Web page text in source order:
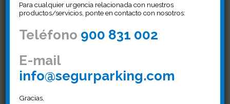
Acaba con el descontrol de
mandos y llaves en tu
garaje, accede con mandos
tu Smartphone
Para cualquier urgencia relacionada con nuestros
productos/servicios, ponte en contacto con nosotros:
Teléfono 900 831 002
E-mail
info@segurparking.com
Gracias,